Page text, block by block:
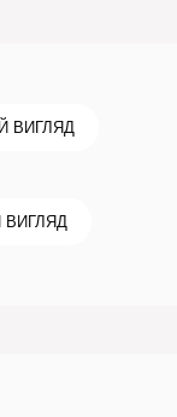
ВИГЛЯД
ВИГЛЯД